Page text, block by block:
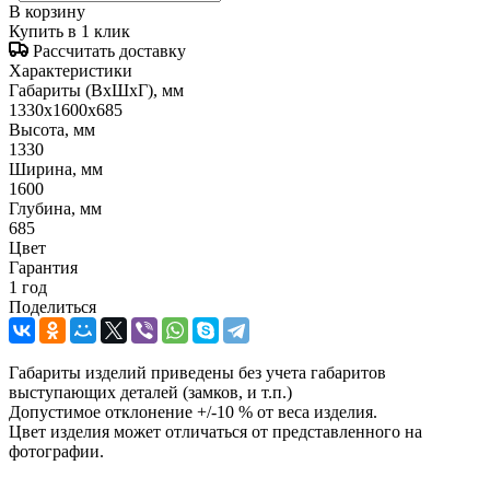
В корзину
Купить в 1 клик
Рассчитать доставку
Характеристики
Габариты (ВxШxГ), мм
1330x1600x685
Высота, мм
1330
Ширина, мм
1600
Глубина, мм
685
Цвет
Гарантия
1 год
Поделиться
Габариты изделий приведены без учета габаритов
выступающих деталей (замков, и т.п.)
Допустимое отклонение +/-10 % от веса изделия.
Цвет изделия может отличаться от представленного на
фотографии.